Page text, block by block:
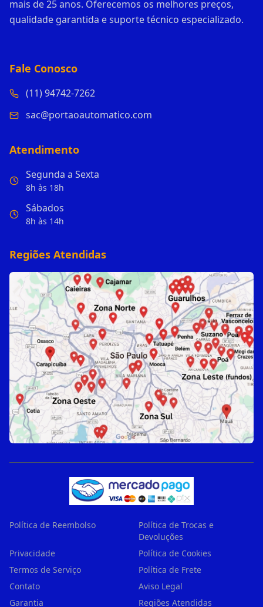
mais de 25 anos. Oferecemos os melhores preços,
qualidade garantida e suporte técnico especializado.
Fale Conosco
(11) 94742-7262
sac@portaoautomatico.com
Atendimento
Segunda a Sexta
8h às 18h
Sábados
8h às 14h
Regiões Atendidas
Política de Reembolso
Política de Trocas e
Devoluções
Privacidade
Política de Cookies
Termos de Serviço
Política de Frete
Contato
Aviso Legal
Garantia
Regiões Atendidas